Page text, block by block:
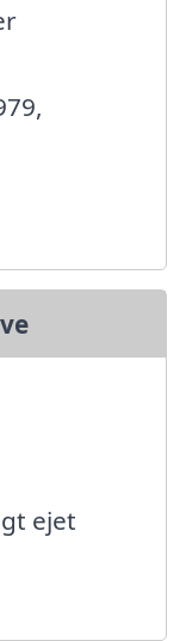
ejet